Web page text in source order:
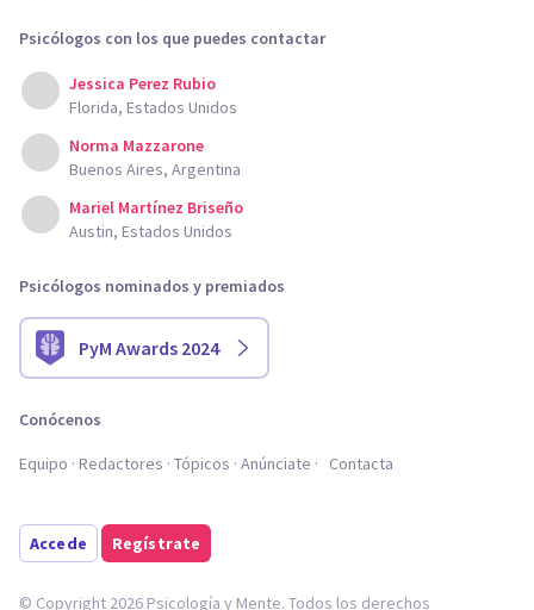
Psicólogos con los que puedes contactar
Jessica Perez Rubio
Florida, Estados Unidos
Norma Mazzarone
Buenos Aires, Argentina
Mariel Martínez Briseño
Austin, Estados Unidos
Psicólogos nominados y premiados
PyM Awards 2024
Conócenos
Equipo Redactores Tópicos Anúnciate Contacta
Accede Regístrate
© Copyright 2026 Psicología y Mente. Todos los derechos